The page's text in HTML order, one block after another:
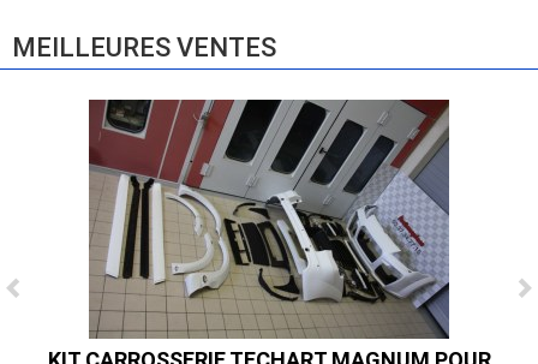
Ligne Cat-Back Active 4 Sorties avec
Tube en H pour Ford Mustang GT & V6
MEILLEURES VENTES